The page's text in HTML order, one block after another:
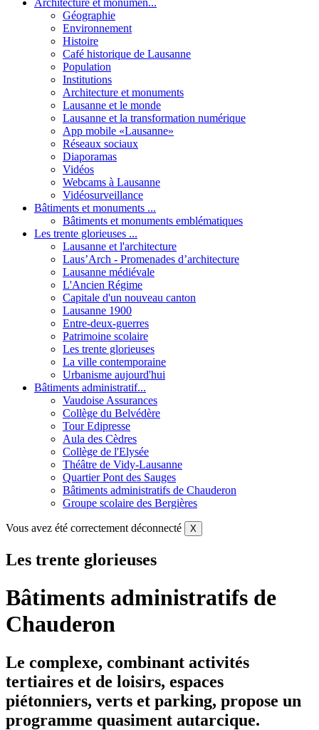
Géographie
Environnement
Histoire
Café historique de Lausanne
Population
Institutions
Architecture et monuments
Lausanne et le monde
Lausanne et la transformation numérique
App mobile «Lausanne»
Réseaux sociaux
Diaporamas
Vidéos
Webcams à Lausanne
Vidéosurveillance
Bâtiments et monuments ...
Bâtiments et monuments emblématiques
Les trente glorieuses ...
Lausanne et l'architecture
Laus’Arch - Promenades d’architecture
Lausanne médiévale
L'Ancien Régime
Capitale d'un nouveau canton
Lausanne 1900
Entre-deux-guerres
Patrimoine scolaire
Les trente glorieuses
La ville contemporaine
Urbanisme aujourd'hui
Bâtiments administratif...
Vaudoise Assurances
Collège du Belvédère
Tour Edipresse
Aula des Cèdres
Collège de l'Elysée
Théâtre de Vidy-Lausanne
Quartier Pont des Sauges
Bâtiments administratifs de Chauderon
Groupe scolaire des Bergières
Vous avez été correctement déconnecté X
Les trente glorieuses
Bâtiments administratifs de
Chauderon
Le complexe, combinant activités
tertiaires et de loisirs, espaces
piétonniers, verts et parking, propose un
programme quasiment autarcique.